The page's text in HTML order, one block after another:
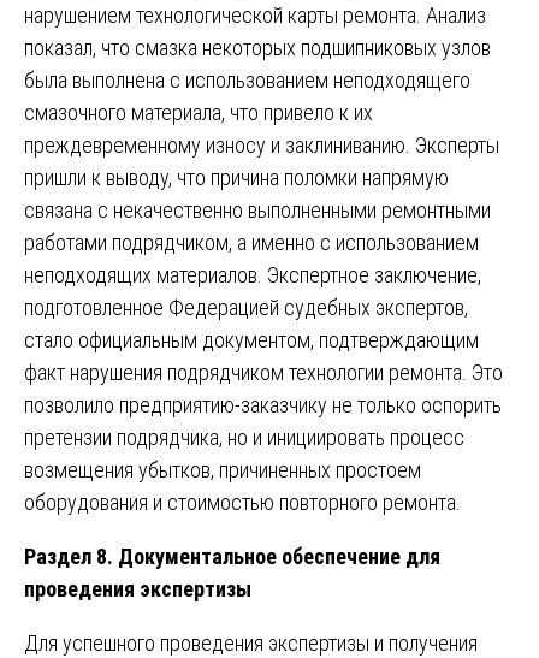
нарушением технологической карты ремонта. Анализ
показал, что смазка некоторых подшипниковых узлов
была выполнена с использованием неподходящего
смазочного материала, что привело к их
преждевременному износу и заклиниванию. Эксперты
пришли к выводу, что причина поломки напрямую
связана с некачественно выполненными ремонтными
работами подрядчиком, а именно с использованием
неподходящих материалов. Экспертное заключение,
подготовленное Федерацией судебных экспертов,
стало официальным документом, подтверждающим
факт нарушения подрядчиком технологии ремонта. Это
позволило предприятию-заказчику не только оспорить
претензии подрядчика, но и инициировать процесс
возмещения убытков, причиненных простоем
оборудования и стоимостью повторного ремонта.
Раздел 8. Документальное обеспечение для
проведения экспертизы
Для успешного проведения экспертизы и получения